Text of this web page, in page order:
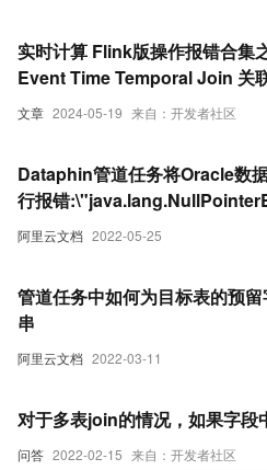
文章 2024-05-19 来自：开发者社区
实时计算 Flink版操作报错合集
Event Time Temporal Join 关
HBase 后，Kafka 数据的某个字
阿里云文档 2022-05-25
Dataphin管道任务将Oracle数
行报错
[DlinkTrans-字段计算
阿里云文档 2022-03-11
管道任务中如何为目标表的预
串
问答 2022-02-15 来自：开发者社区
对于多表join的情况，如果字段